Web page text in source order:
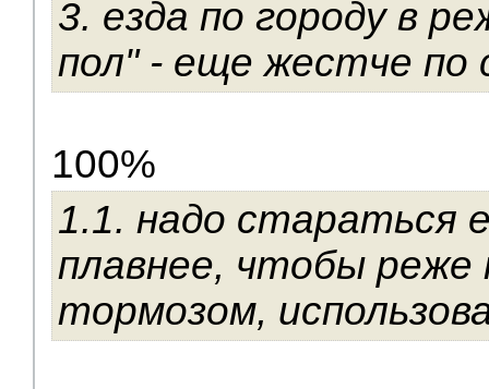
3. езда по городу в
пол" - еще жестче по
100%
1.1. надо стараться
плавнее, чтобы реже
тормозом,